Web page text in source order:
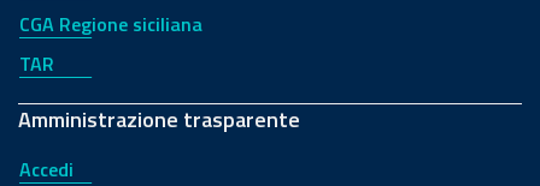
CGA Regione siciliana
TAR
Amministrazione trasparente
Accedi